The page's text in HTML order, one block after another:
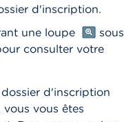
d'inscription.
une loupe
sous
consulter votre
d'inscription
vous vous êtes